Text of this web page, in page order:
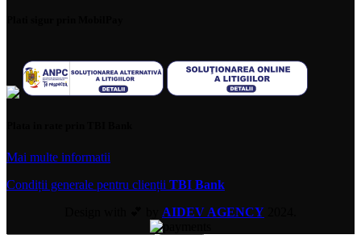
Mai multe informatii
Condiții generale pentru clienții TBI Bank
AIDEV AGENCY